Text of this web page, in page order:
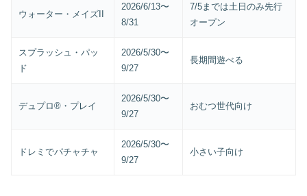
ウォーター・メイズII
2026/6/13〜
8/31
7/5までは土日のみ先行
オープン
スプラッシュ・パッ
ド
2026/5/30〜
9/27
長期間遊べる
デュプロ®・プレイ
2026/5/30〜
9/27
おむつ世代向け
ドレミでパチャチャ
2026/5/30〜
9/27
小さい子向け